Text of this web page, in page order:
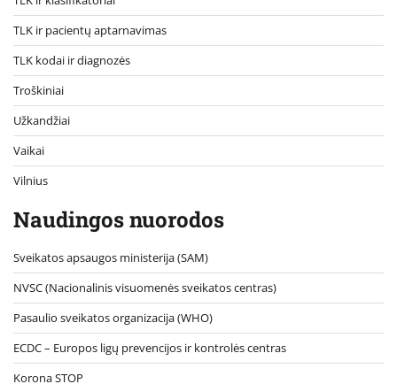
TLK ir pacientų aptarnavimas
TLK kodai ir diagnozės
Troškiniai
Užkandžiai
Vaikai
Vilnius
Naudingos nuorodos
Sveikatos apsaugos ministerija (SAM)
NVSC (Nacionalinis visuomenės sveikatos centras)
Pasaulio sveikatos organizacija (WHO)
ECDC – Europos ligų prevencijos ir kontrolės centras
Korona STOP